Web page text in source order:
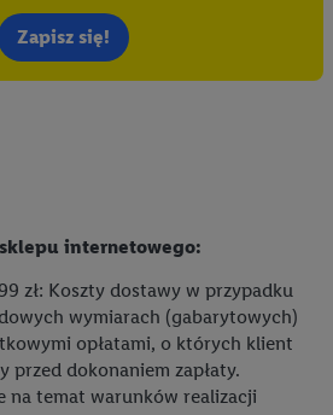
Zapisz się!
internetowego:
zł: Koszty dostawy w przypadku
wymiarach (gabarytowych)
opłatami, o których klient
przed dokonaniem zapłaty.
na temat warunków realizacji